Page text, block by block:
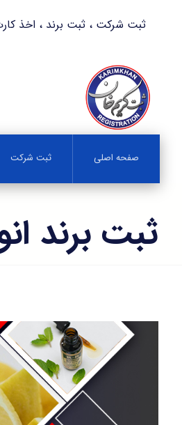
ثبت شرکت ، ثبت برند ، اخذ کارت
صفحه اصلی ثبت شرکت
ثبت برند